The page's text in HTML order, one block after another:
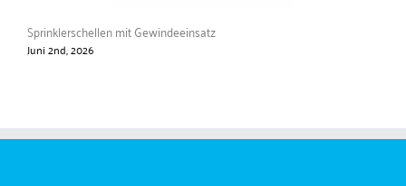
Sprinklerschellen mit Gewindeeinsatz
Juni 2nd, 2026